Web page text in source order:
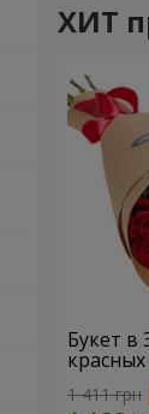
ХИТ
Букет в
1 411 грн